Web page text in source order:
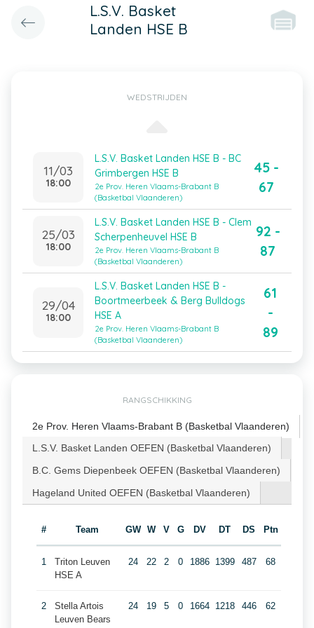
L.S.V. Basket
Landen HSE B
WEDSTRIJDEN
11/03
18:00
L.S.V. Basket Landen HSE B - BC
Grimbergen HSE B
2e Prov. Heren Vlaams-Brabant B
(Basketbal Vlaanderen)
45 -
67
25/03
18:00
L.S.V. Basket Landen HSE B - Clem
Scherpenheuvel HSE B
2e Prov. Heren Vlaams-Brabant B
(Basketbal Vlaanderen)
92 -
87
29/04
18:00
L.S.V. Basket Landen HSE B -
Boortmeerbeek & Berg Bulldogs
HSE A
2e Prov. Heren Vlaams-Brabant B
(Basketbal Vlaanderen)
61
-
89
RANGSCHIKKING
2e Prov. Heren Vlaams-Brabant B (Basketbal Vlaanderen)
L.S.V. Basket Landen OEFEN (Basketbal Vlaanderen)
B.C. Gems Diepenbeek OEFEN (Basketbal Vlaanderen)
Hageland United OEFEN (Basketbal Vlaanderen)
# Team GW W V G DV DT DS Ptn
1
Triton Leuven
HSE A
24 22 2 0 1886 1399 487 68
2
Stella Artois
Leuven Bears
24 19 5 0 1664 1218 446 62